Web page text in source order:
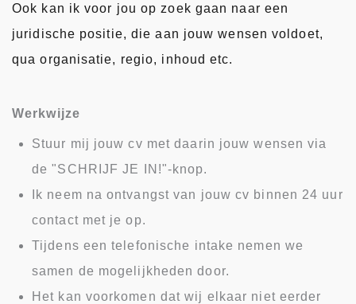
Ook kan ik voor jou op zoek gaan naar een
juridische positie, die aan jouw wensen voldoet,
qua organisatie, regio, inhoud etc.
Werkwijze
Stuur mij jouw cv met daarin jouw wensen via
de "SCHRIJF JE IN!"-knop.
Ik neem na ontvangst van jouw cv binnen 24 uur
contact met je op.
Tijdens een telefonische intake nemen we
samen de mogelijkheden door.
Het kan voorkomen dat wij elkaar niet eerder